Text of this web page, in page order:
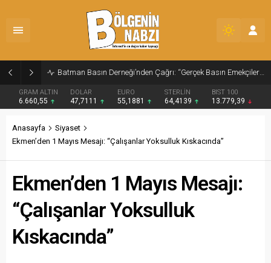
Zabıta Ekiplerinden Yol ve Kaldırım İşgaline Geçit Yok!
GRAM ALTIN
6.660,55
DOLAR
47,7111
EURO
55,1881
STERLİN
64,4139
BIST 100
13.779,39
Anasayfa
Siyaset
Ekmen’den 1 Mayıs Mesajı: “Çalışanlar Yoksulluk Kıskacında”
Ekmen’den 1 Mayıs Mesajı:
“Çalışanlar Yoksulluk
Kıskacında”